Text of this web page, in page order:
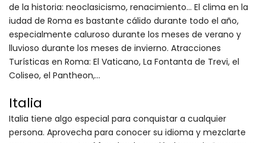
de la historia: neoclasicismo, renacimiento... El clima en la
iudad de Roma es bastante cálido durante todo el año,
especialmente caluroso durante los meses de verano y
lluvioso durante los meses de invierno. Atracciones
Turísticas en Roma: El Vaticano, La Fontanta de Trevi, el
Coliseo, el Pantheon,...
Italia
Italia tiene algo especial para conquistar a cualquier
persona. Aprovecha para conocer su idioma y mezclarte